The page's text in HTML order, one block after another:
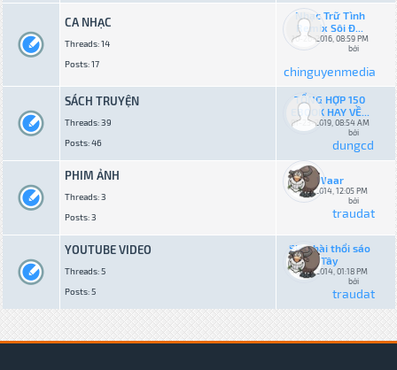
CA NHẠC
Threads: 14
Posts: 17
Nhạc Trữ Tình
Remix Sôi Đ...
10-26-2016, 08:59 PM
bởi
chinguyenmedia
SÁCH TRUYỆN
Threads: 39
Posts: 46
TỔNG HỢP 150
EBOOK HAY VỀ...
01-23-2019, 08:54 AM
bởi
dungcd
PHIM ẢNH
Threads: 3
Posts: 3
Waar
10-10-2014, 12:05 PM
bởi
traudat
YOUTUBE VIDEO
Threads: 5
Posts: 5
Siêu hài thổi sáo
Tây
12-29-2014, 01:18 PM
bởi
traudat